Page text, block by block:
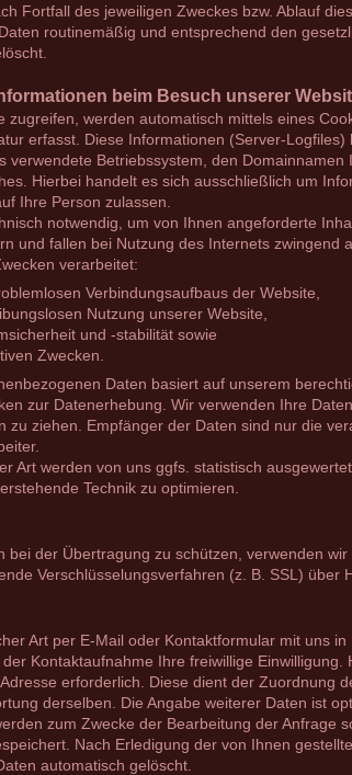
Fortfall des jeweiligen Zweckes bzw. Ablauf
routinemäßig und entsprechend den
beim Besuch unserer
zugreifen, werden automatisch mittels eines
erfasst. Diese Informationen (Server-Logfiles)
verwendete Betriebssystem, den Domainnamen
Hierbei handelt es sich ausschließlich um
Ihre Person zulassen.
notwendig, um von Ihnen angeforderte
und fallen bei Nutzung des Internets zwingend
verarbeitet:
Verbindungsaufbaus der Website,
Nutzung unserer Website,
und -stabilität sowie
Zwecken.
Daten basiert auf unserem
zur Datenerhebung. Wir verwenden Ihre
zu ziehen. Empfänger der Daten sind nur die
Art werden von uns ggfs. statistisch
Technik zu optimieren.
bei der Übertragung zu schützen, verwenden wir
Verschlüsselungsverfahren (z. B. SSL) über
Art per E-Mail oder Kontaktformular mit uns in
Kontaktaufnahme Ihre freiwillige Einwilligung.
erforderlich. Diese dient der Zuordnung
derselben. Die Angabe weiterer Daten ist
zum Zwecke der Bearbeitung der Anfrage
Nach Erledigung der von Ihnen
automatisch gelöscht.